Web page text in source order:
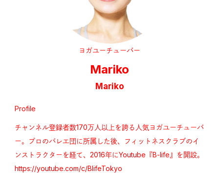
ヨガユーチューバー
Mariko
Mariko
Profile
チャンネル登録者数170万人以上を誇る人気ヨガユーチューバ
ー。プロのバレエ団に所属した後、フィットネスクラブのイ
ンストラクターを経て、2016年にYoutube『B-life』を開設。
https://youtube.com/c/BlifeTokyo